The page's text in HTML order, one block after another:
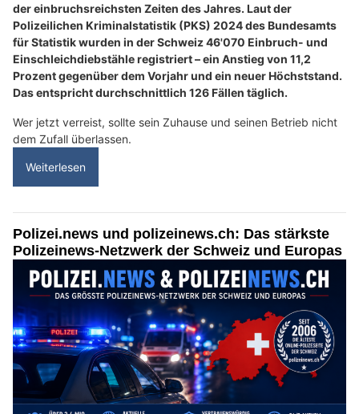
der einbruchsreichsten Zeiten des Jahres. Laut der
Polizeilichen Kriminalstatistik (PKS) 2024 des Bundesamts
für Statistik wurden in der Schweiz 46'070 Einbruch- und
Einschleichdiebstähle registriert – ein Anstieg von 11,2
Prozent gegenüber dem Vorjahr und ein neuer Höchststand.
Das entspricht durchschnittlich 126 Fällen täglich.
Wer jetzt verreist, sollte sein Zuhause und seinen Betrieb nicht
dem Zufall überlassen.
Weiterlesen
Polizei.news und polizeinews.ch: Das stärkste
Polizeinews-Netzwerk der Schweiz und Europas